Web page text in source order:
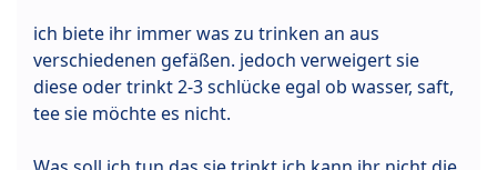
ich biete ihr immer was zu trinken an aus
verschiedenen gefäßen. jedoch verweigert sie
diese oder trinkt 2-3 schlücke egal ob wasser, saft,
tee sie möchte es nicht.